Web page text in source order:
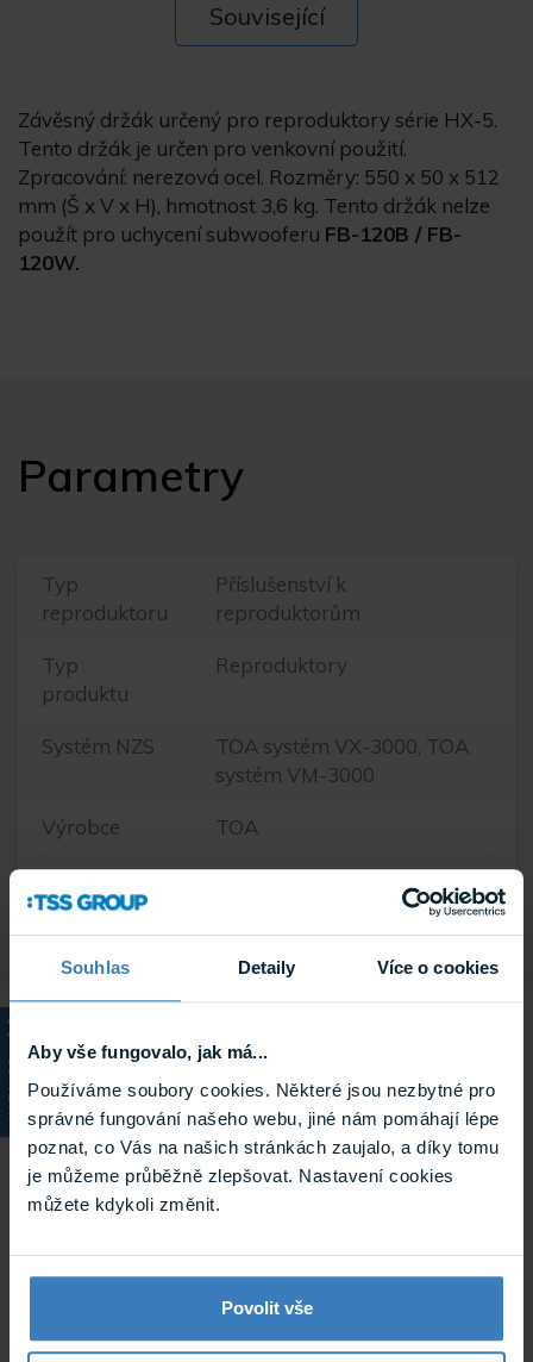
Souhlas Detaily Více o cookies
Aby vše fungovalo, jak má...
Používáme soubory cookies. Některé jsou nezbytné pro
správné fungování našeho webu, jiné nám pomáhají lépe
poznat, co Vás na našich stránkách zaujalo, a díky tomu
je můžeme průběžně zlepšovat. Nastavení cookies
můžete kdykoli změnit.
Povolit vše
KATALOG
Související
Závěsný držák určený pro reproduktory série HX-5.
Tento držák je určen pro venkovní použití.
Zpracování: nerezová ocel. Rozměry: 550 x 50 x 512
mm (Š x V x H), hmotnost 3,6 kg. Tento držák nelze
použít pro uchycení subwooferu FB-120B / FB-
120W.
Parametry
Typ
reproduktoru
Příslušenství k
reproduktorům
Typ
produktu
Reproduktory
Systém NZS
TOA systém VX-3000, TOA
systém VM-3000
Výrobce TOA
Související